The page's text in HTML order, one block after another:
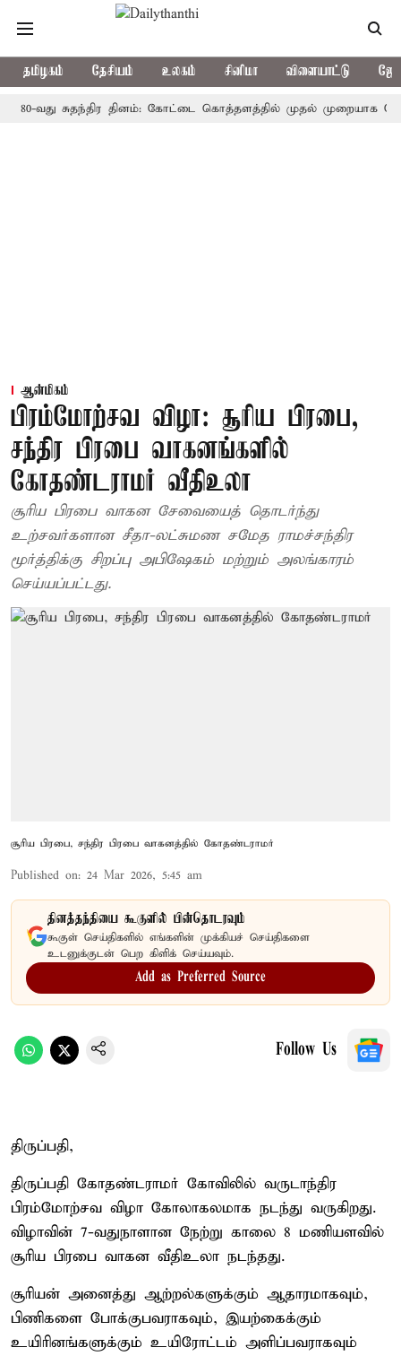
தமிழகம் தேசியம் உலகம் சினிமா விளையாட்டு
சுதந்திர தினம்: கோட்டை கொத்தளத்தில் முதல் முறையாக தேசிய
ஆன்மிகம்
பிரம்மோற்சவ விழா: சூரிய பிரபை,
சந்திர பிரபை வாகனங்களில்
கோதண்டராமர் வீதிஉலா
சூரிய பிரபை வாகன சேவையைத் தொடர்ந்து
உற்சவர்களான சீதா-லட்சுமண சமேத ராமச்சந்திர
மூர்த்திக்கு சிறப்பு அபிஷேகம் மற்றும் அலங்காரம்
செய்யப்பட்டது.
சூரிய பிரபை, சந்திர பிரபை வாகனத்தில் கோதண்டராமர்
Published on: 24 Mar 2026, 5:45 am
தினத்தந்தியை கூகுளில் பின்தொடரவும்
கூகுள் செய்திகளில் எங்களின் முக்கியச் செய்திகளை
உடனுக்குடன் பெற கிளிக் செய்யவும்.
Add as Preferred Source
Follow Us
திருப்பதி,
திருப்பதி கோதண்டராமர் கோவிலில் வருடாந்திர
பிரம்மோற்சவ விழா கோலாகலமாக நடந்து வருகிறது.
விழாவின் 7-வதுநாளான நேற்று காலை 8 மணியளவில்
சூரிய பிரபை வாகன வீதிஉலா நடந்தது.
சூரியன் அனைத்து ஆற்றல்களுக்கும் ஆதாரமாகவும்,
பிணிகளை போக்குபவராகவும், இயற்கைக்கும்
உயிரினங்களுக்கும் உயிரோட்டம் அளிப்பவராகவும்